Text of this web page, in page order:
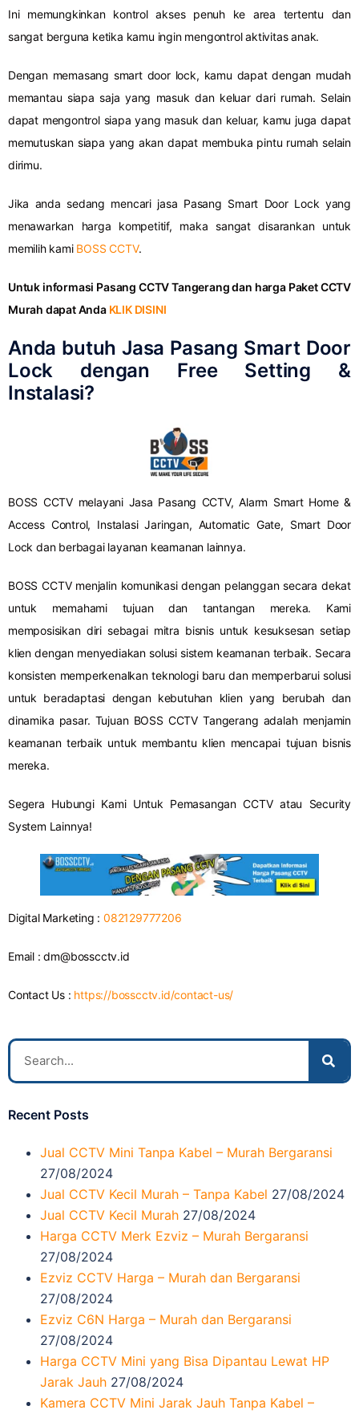
Ini memungkinkan kontrol akses penuh ke area tertentu dan
sangat berguna ketika kamu ingin mengontrol aktivitas anak.
Dengan memasang smart door lock, kamu dapat dengan mudah
memantau siapa saja yang masuk dan keluar dari rumah. Selain
dapat mengontrol siapa yang masuk dan keluar, kamu juga dapat
memutuskan siapa yang akan dapat membuka pintu rumah selain
dirimu.
Jika anda sedang mencari jasa Pasang Smart Door Lock yang
menawarkan harga kompetitif, maka sangat disarankan untuk
memilih kami BOSS CCTV.
Untuk informasi Pasang CCTV Tangerang dan harga Paket CCTV
Murah dapat Anda KLIK DISINI
Anda butuh Jasa Pasang Smart Door
Lock dengan Free Setting &
Instalasi?
BOSS CCTV melayani Jasa Pasang CCTV, Alarm Smart Home &
Access Control, Instalasi Jaringan, Automatic Gate, Smart Door
Lock dan berbagai layanan keamanan lainnya.
BOSS CCTV menjalin komunikasi dengan pelanggan secara dekat
untuk memahami tujuan dan tantangan mereka. Kami
memposisikan diri sebagai mitra bisnis untuk kesuksesan setiap
klien dengan menyediakan solusi sistem keamanan terbaik. Secara
konsisten memperkenalkan teknologi baru dan memperbarui solusi
untuk beradaptasi dengan kebutuhan klien yang berubah dan
dinamika pasar. Tujuan BOSS CCTV Tangerang adalah menjamin
keamanan terbaik untuk membantu klien mencapai tujuan bisnis
mereka.
Segera Hubungi Kami Untuk Pemasangan CCTV atau Security
System Lainnya!
Digital Marketing :082129777206
Email :dm@bosscctv.id
Contact Us : https://bosscctv.id/contact-us/
Recent Posts
Jual CCTV Mini Tanpa Kabel – Murah Bergaransi
27/08/2024
Jual CCTV Kecil Murah – Tanpa Kabel 27/08/2024
Jual CCTV Kecil Murah 27/08/2024
Harga CCTV Merk Ezviz – Murah Bergaransi
27/08/2024
Ezviz CCTV Harga – Murah dan Bergaransi
27/08/2024
Ezviz C6N Harga – Murah dan Bergaransi
27/08/2024
Harga CCTV Mini yang Bisa Dipantau Lewat HP
Jarak Jauh 27/08/2024
Kamera CCTV Mini Jarak Jauh Tanpa Kabel –